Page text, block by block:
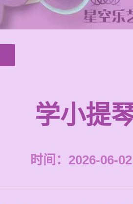
学小提
时间：2026-06-